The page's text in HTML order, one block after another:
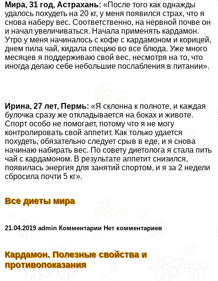
Мира, 31 год, Астpaxaнь: «После того как однажды
удалось похудеть на 20 кг, у меня появился страх, что я
снова наберу вес. Соответственно, на нервной почве он
и начал увеличиваться. Начала применять кардамон.
Утро у меня начиналось с кофе с кардамоном и корицей,
днем пила чай, кидала специю во все блюда. Уже много
месяцев я поддерживаю свой вес, несмотря на то, что
иногда делаю себе небольшие послабления в питании».
Ирина, 27 лет, Пермь: «Я склонна к полноте, и каждая
булочка сразу же откладывается на боках и животе.
Спорт особо не помогает, потому что я не могу
контролировать свой аппетит. Как только удается
похудеть, обязательно следует срыв в еде, и я снова
начинаю набирать вес. По совету диетолога я стала пить
чай с кардамоном. В результате аппетит снизился,
появилась энергия для занятий спортом, и я за 2 недели
сбросила почти 5 кг».
Все диеты мира
21.04.2019 admin Комментарии Нет комментариев
Кардамон. Полезные свойства и
противопоказания